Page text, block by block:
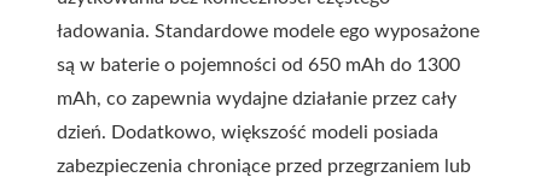
ładowania. Standardowe modele ego wyposażone
są w baterie o pojemności od 650 mAh do 1300
mAh, co zapewnia wydajne działanie przez cały
dzień. Dodatkowo, większość modeli posiada
zabezpieczenia chroniące przed przegrzaniem lub